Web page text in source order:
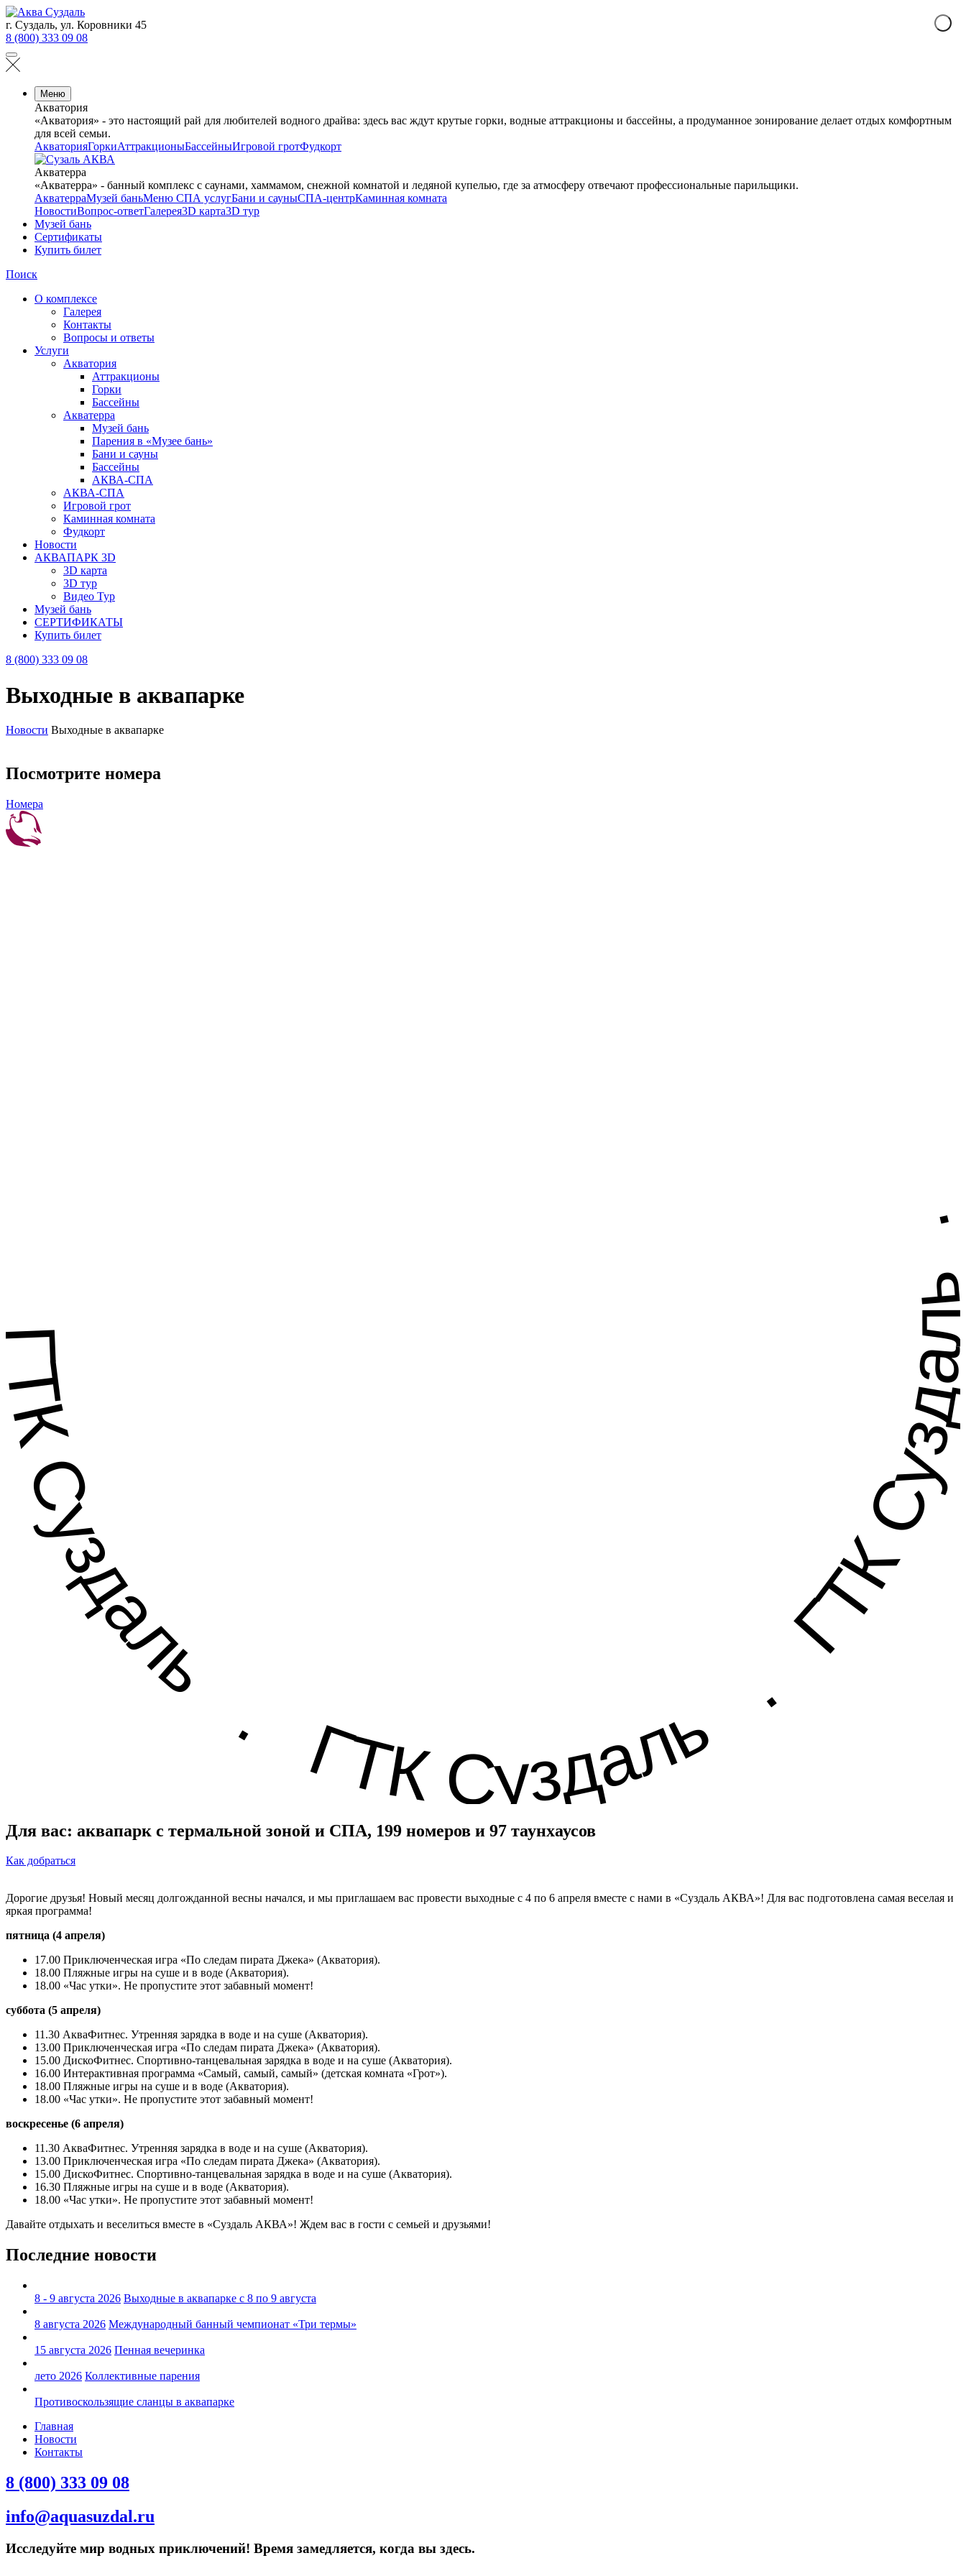
г. Суздаль, ул. Коровники 45
8 (800) 333 09 08
Меню
Акватория
«Акватория» - это настоящий рай для любителей водного драйва: здесь вас ждут крутые горки, водные аттракционы и бассейны, а продуманное зонирование делает отдых комфортным
для всей семьи.
АкваторияГоркиАттракционыБассейныИгровой гротФудкорт
Акватерра
«Акватерра» - банный комплекс с саунами, хаммамом, снежной комнатой и ледяной купелью, где за атмосферу отвечают профессиональные парильщики.
АкватерраМузей баньМеню СПА услугБани и сауныСПА-центрКаминная комната
НовостиВопрос-ответГалерея3D карта3D тур
Музей бань
Сертификаты
Купить билет
Поиск
О комплексе
Галерея
Контакты
Вопросы и ответы
Услуги
Акватория
Аттракционы
Горки
Бассейны
Акватерра
Музей бань
Парения в «Музее бань»
Бани и сауны
Бассейны
АКВА-СПА
АКВА-СПА
Игровой грот
Каминная комната
Фудкорт
Новости
АКВАПАРК 3D
3D карта
3D тур
Видео Тур
Музей бань
СЕРТИФИКАТЫ
Купить билет
8 (800) 333 09 08
Выходные в аквапарке
Новости Выходные в аквапарке
Посмотрите номера
Номера
. ГТК Суздаль . ГТК
Для вас: аквапарк с термальной зоной и СПА, 199 номеров и 97 таунхаусов
Как добраться
Дорогие друзья! Новый месяц долгожданной весны начался, и мы приглашаем вас провести выходные с 4 по 6 апреля вместе с нами в «Суздаль АКВА»! Для вас подготовлена самая веселая и
яркая программа!
пятница (4 апреля)
17.00 Приключенческая игра «По следам пирата Джека» (Акватория).
18.00 Пляжные игры на суше и в воде (Акватория).
18.00 «Час утки». Не пропустите этот забавный момент!
суббота (5 апреля)
11.30 АкваФитнес. Утренняя зарядка в воде и на суше (Акватория).
13.00 Приключенческая игра «По следам пирата Джека» (Акватория).
15.00 ДискоФитнес. Спортивно-танцевальная зарядка в воде и на суше (Акватория).
16.00 Интерактивная программа «Самый, самый, самый» (детская комната «Грот»).
18.00 Пляжные игры на суше и в воде (Акватория).
18.00 «Час утки». Не пропустите этот забавный момент!
воскресенье (6 апреля)
11.30 АкваФитнес. Утренняя зарядка в воде и на суше (Акватория).
13.00 Приключенческая игра «По следам пирата Джека» (Акватория).
15.00 ДискоФитнес. Спортивно-танцевальная зарядка в воде и на суше (Акватория).
16.30 Пляжные игры на суше и в воде (Акватория).
18.00 «Час утки». Не пропустите этот забавный момент!
Давайте отдыхать и веселиться вместе в «Суздаль АКВА»! Ждем вас в гости с семьей и друзьями!
Последние новости
8 - 9 августа 2026 Выходные в аквапарке с 8 по 9 августа
8 августа 2026 Международный банный чемпионат «Три термы»
15 августа 2026 Пенная вечеринка
лето 2026 Коллективные парения
Противоскользящие сланцы в аквапарке
Главная
Новости
Контакты
8 (800) 333 09 08
info@aquasuzdal.ru
Исследуйте мир водных приключений! Время замедляется, когда вы здесь.